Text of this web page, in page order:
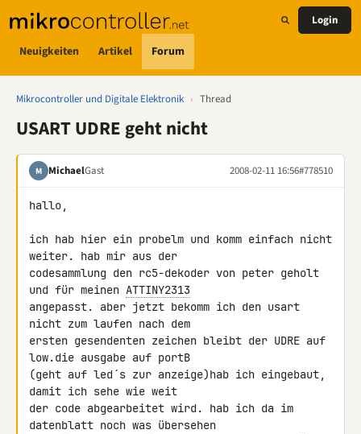
Neuigkeiten Artikel Forum
Login
Mikrocontroller und Digitale Elektronik › Thread
USART UDRE geht nicht
M MichaelGast 2008-02-11 16:56#778510
hallo,
ich hab hier ein probelm und komm einfach nicht
weiter. hab mir aus der
codesammlung den rc5-dekoder von peter geholt
und für meinen ATTINY2313
angepasst. aber jetzt bekomm ich den usart
nicht zum laufen nach dem
ersten gesendenten zeichen bleibt der UDRE auf
low.die ausgabe auf portB
(geht auf led´s zur anzeige)hab ich eingebaut,
damit ich sehe wie weit
der code abgearbeitet wird. hab ich da im
datenblatt noch was übersehen